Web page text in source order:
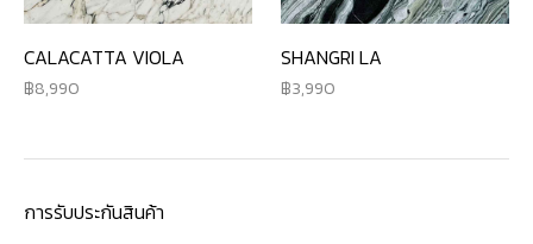
CALACATTA VIOLA
8,990
SHANGRI LA
3,990
การรับประกันสินค้า